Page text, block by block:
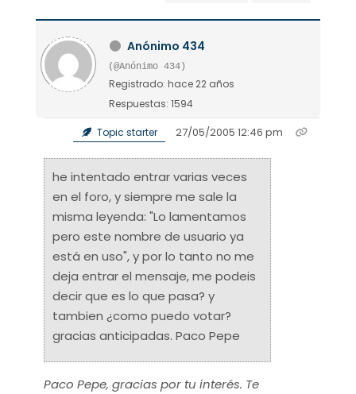
Anónimo 434
(@Anónimo 434)
Registrado: hace 22 años
Respuestas: 1594
Topic starter 27/05/2005 12:46 pm
he intentado entrar varias veces
en el foro, y siempre me sale la
misma leyenda: "Lo lamentamos
pero este nombre de usuario ya
está en uso", y por lo tanto no me
deja entrar el mensaje, me podeis
decir que es lo que pasa? y
tambien ¿como puedo votar?
gracias anticipadas. Paco Pepe
Paco Pepe, gracias por tu interés. Te